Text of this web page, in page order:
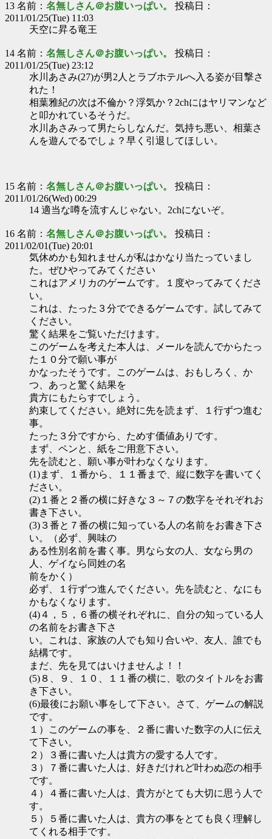
13 名前： 名無しさん＠お腹いっぱい。 投稿日：
2011/01/25(Tue) 11:03
天空に昇る竜王
14 名前： 名無しさん＠お腹いっぱい。 投稿日：
2011/01/25(Tue) 23:12
水川あさみ(27)が男2人とラブホテルへ入る姿が目撃さ
れた！
相葉雅紀の次は不倫か？浮気か？2chにはヤリマンなど
と叩かれているそうだ。
水川あさみって男たらしなんだ。気持ち悪い、相葉さ
んを遊んでるでしょ？早く引退してほしい。
15 名前： 名無しさん＠お腹いっぱい。 投稿日：
2011/01/26(Wed) 00:29
14 適当な噂を流すんじゃない。2chにないぞ。
16 名前： 名無しさん＠お腹いっぱい。 投稿日：
2011/02/01(Tue) 20:01
気休めかも知れませんが私はかなり当たっていまし
た。ぜひやってみてください
これはアメリカのゲームです。１度やってみてくださ
い。
これは、たった３分でできるゲームです。試してみて
ください。
驚く結果をご覧いただけます。
このゲームを考えた本人は、メールを読んでからたっ
た１０分で願い事が
かなったそうです。このゲームは、おもしろく、か
つ、あっと驚く結果を
貴方にもたらすでしょう。
約束してください。絶対に先を読まず、１行ずつ進む
事。
たった３分ですから、ためす価値ありです。
まず、ペンと、紙をご用意下さい。
先を読むと、願い事が叶わなくなります。
(1)まず、１番から、１１番まで、縦に数字を書いてく
ださい。
(2)１番と２番の横に好きな３～７の数字をそれぞれお
書き下さい。
(3)３番と７番の横に知っている人の名前をお書き下さ
い。（必ず、興味の
ある性別名前を書く事。男なら女の人、女なら男の
人、ゲイなら同姓の名
前をかく）
必ず、１行ずつ進んでください。先を読むと、なにも
かもなくなります。
(4)４，５，６番の横それぞれに、自分の知っている人
の名前をお書き下さ
い。これは、家族の人でも知り合いや、友人、誰でも
結構です。
まだ、先を見てはいけませんよ！！
(5)８、９、１０、１１番の横に、歌のタイトルをお書
き下さい。
(6)最後にお願い事をして下さい。さて、ゲームの解説
です。
１）このゲームの事を、２番に書いた数字の人に伝え
て下さい。
２）３番に書いた人は貴方の愛する人です。
３）７番に書いた人は、好きだけれど叶わぬ恋の相手
です。
４）４番に書いた人は、貴方がとても大切に思う人で
す。
５）５番に書いた人は、貴方の事をとても良く理解し
てくれる相手です。